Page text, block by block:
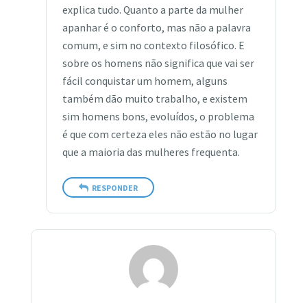
explica tudo. Quanto a parte da mulher
apanhar é o conforto, mas não a palavra
comum, e sim no contexto filosófico. E
sobre os homens não significa que vai ser
fácil conquistar um homem, alguns
também dão muito trabalho, e existem
sim homens bons, evoluídos, o problema
é que com certeza eles não estão no lugar
que a maioria das mulheres frequenta.
RESPONDER